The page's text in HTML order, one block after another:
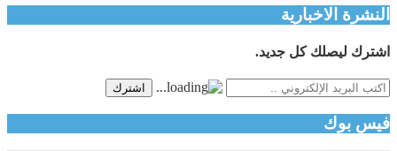
النشرة الاخبارية
اشترك ليصلك كل جديد.
اشترك
فيس بوك